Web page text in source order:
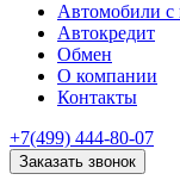
Автомобили с
Автокредит
Обмен
О компании
Контакты
+7(499) 444-80-07
Заказать звонок